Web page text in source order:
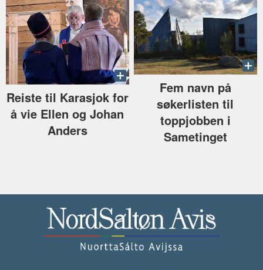
Reiste til Karasjok for
å vie Ellen og Johan
Anders
Fem navn på
søkerlisten til
toppjobben i
Sametinget